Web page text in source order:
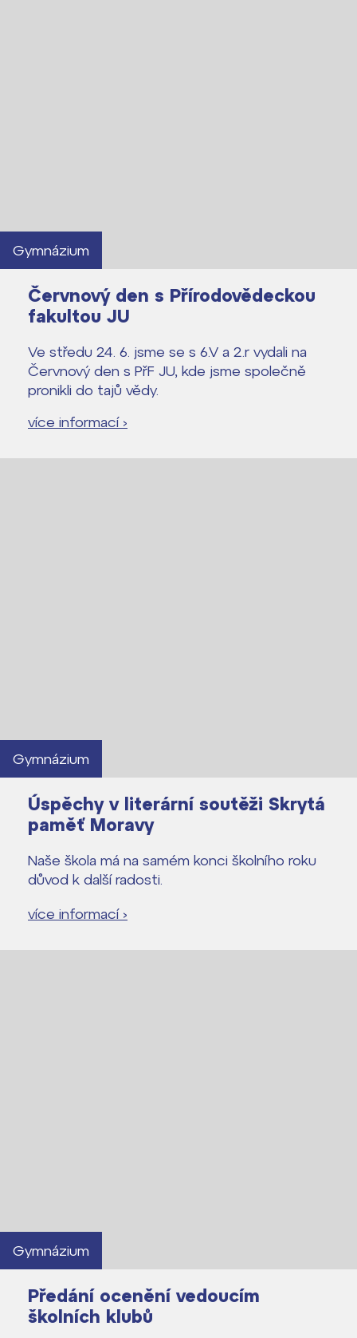
Gymnázium
Červnový den s Přírodovědeckou
fakultou JU
Ve středu 24. 6. jsme se s 6.V a 2.r vydali na
Červnový den s PřF JU, kde jsme společně
pronikli do tajů vědy.
více informací ›
Gymnázium
Úspěchy v literární soutěži Skrytá
paměť Moravy
Naše škola má na samém konci školního roku
důvod k další radosti.
více informací ›
Gymnázium
Předání ocenění vedoucím
školních klubů
Kontakt